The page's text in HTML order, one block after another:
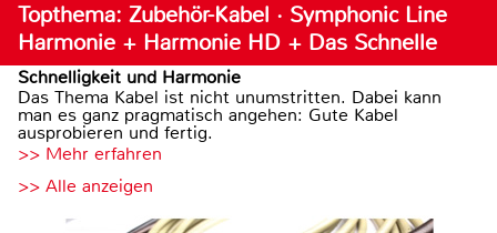
Topthema: Zubehör-Kabel · Symphonic Line
Harmonie + Harmonie HD + Das Schnelle
Schnelligkeit und Harmonie
Das Thema Kabel ist nicht unumstritten. Dabei kann
man es ganz pragmatisch angehen: Gute Kabel
ausprobieren und fertig.
>> Mehr erfahren
>> Alle anzeigen